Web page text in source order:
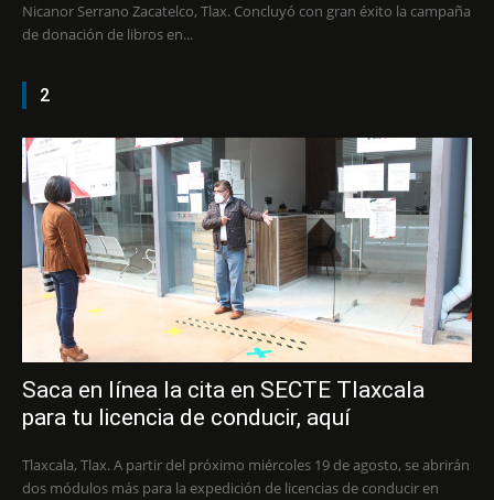
Nicanor Serrano Zacatelco, Tlax. Concluyó con gran éxito la campaña
de donación de libros en...
2
Saca en línea la cita en SECTE Tlaxcala
para tu licencia de conducir, aquí
Tlaxcala, Tlax. A partir del próximo miércoles 19 de agosto, se abrirán
dos módulos más para la expedición de licencias de conducir en